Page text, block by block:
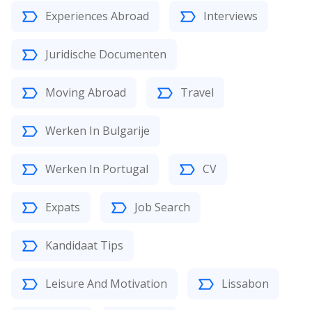
Experiences Abroad Interviews
Juridische Documenten
Moving Abroad Travel
Werken In Bulgarije
Werken In Portugal CV
Expats Job Search
Kandidaat Tips
Leisure And Motivation Lissabon